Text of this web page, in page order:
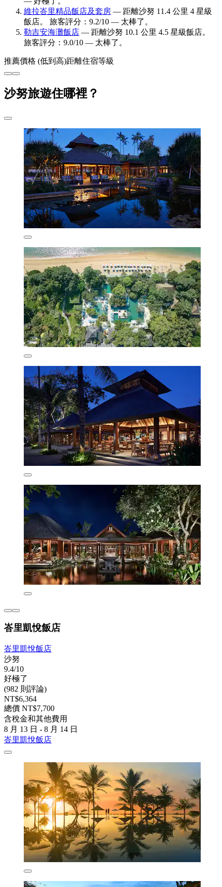
維拉峇里精品飯店及套房 — 距離沙努 11.4 公里 4 星級
飯店。 旅客評分：9.2/10 — 太棒了。
勒吉安海灘飯店 — 距離沙努 10.1 公里 4.5 星級飯店。
旅客評分：9.0/10 — 太棒了。
推薦價格 (低到高)距離住宿等級
沙努旅遊住哪裡？
峇里凱悅飯店
峇里凱悅飯店
沙努
9.4/10
好極了
(982 則評論)
NT$6,364
總價 NT$7,700
含稅金和其他費用
8 月 13 日 - 8 月 14 日
峇里凱悅飯店